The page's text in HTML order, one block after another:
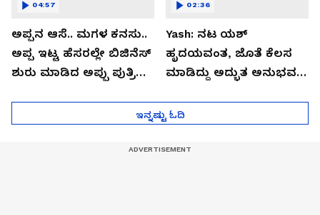
ಅಪ್ಪನ ಆಸೆ.. ಮಗಳ ಕನಸು..
ಅಪ್ಪ ಇಟ್ಟ ಹೆಸರಲ್ಲೇ ಬಿಜಿನೆಸ್​
ಶುರು ಮಾಡಿದ ಅಪ್ಪು ಪುತ್ರಿ
04:57
Yash: ನಟ ಯಶ್​
ಹೃದಯವಂತ, ಜೊತೆ ಕೆಲಸ
ಮಾಡಿದ್ದು ಅದ್ಭುತ ಅನುಭವ:
02:36
ಇನ್ನಷ್ಟು ಓದಿ